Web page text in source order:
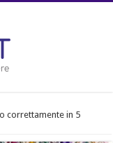
correttamente in 5